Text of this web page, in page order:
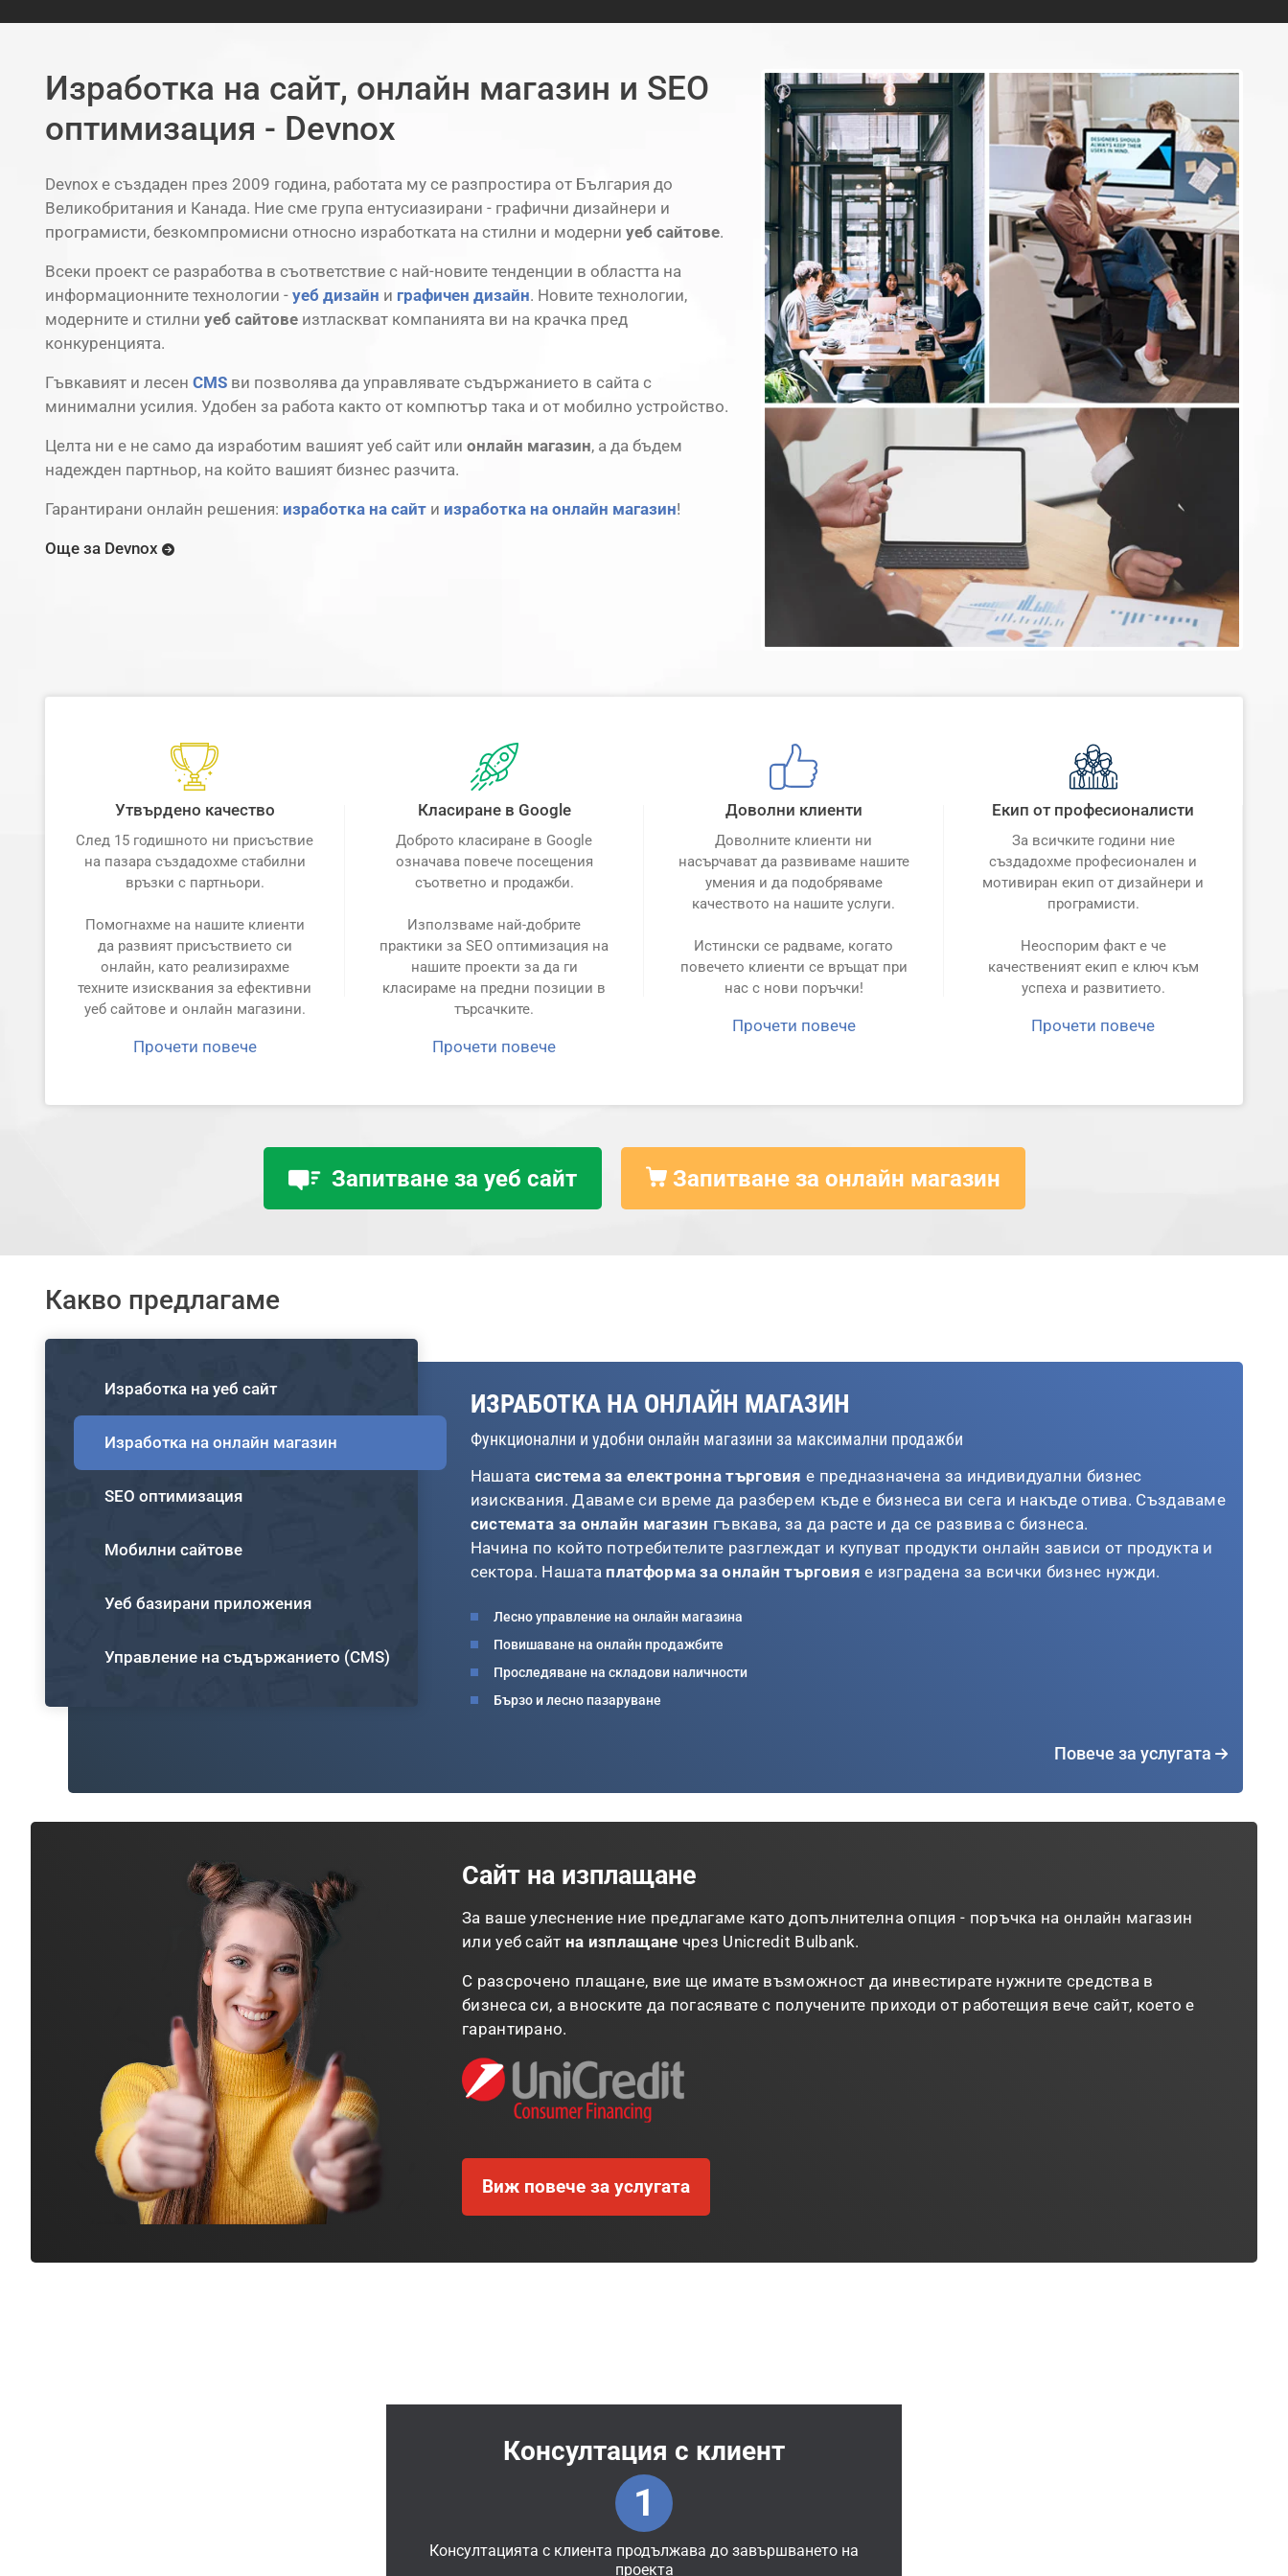
Изработка на сайт, онлайн магазин и SEO
оптимизация - Devnox
Devnox е създаден през 2009 година, работата му се разпростира от България до
Великобритания и Канада. Ние сме група ентусиазирани - графични дизайнери и
програмисти, безкомпромисни относно изработката на стилни и модерни уеб сайтове.
Всеки проект се разработва в съответствие с най-новите тенденции в областта на
информационните технологии - уеб дизайн и графичен дизайн. Новите технологии,
модерните и стилни уеб сайтове изтласкват компанията ви на крачка пред
конкуренцията.
Гъвкавият и лесен CMS ви позволява да управлявате съдържанието в сайта с
минимални усилия. Удобен за работа както от компютър така и от мобилно устройство.
Целта ни е не само да изработим вашият уеб сайт или онлайн магазин, а да бъдем
надежден партньор, на който вашият бизнес разчита.
Гарантирани онлайн решения: изработка на сайт и изработка на онлайн магазин!
Още за Devnox
Утвърдено качество
След 15 годишното ни присъствие
на пазара създадохме стабилни
връзки с партньори.
Помогнахме на нашите клиенти
да развият присъствието си
онлайн, като реализирахме
техните изисквания за ефективни
уеб сайтове и онлайн магазини.
Прочети повече
Класиране в Google
Доброто класиране в Google
означава повече посещения
съответно и продажби.
Използваме най-добрите
практики за SEO оптимизация на
нашите проекти за да ги
класираме на предни позиции в
търсачките.
Прочети повече
Доволни клиенти
Доволните клиенти ни
насърчават да развиваме нашите
умения и да подобряваме
качеството на нашите услуги.
Истински се радваме, когато
повечето клиенти се връщат при
нас с нови поръчки!
Прочети повече
Екип от професионалисти
За всичките години ние
създадохме професионален и
мотивиран екип от дизайнери и
програмисти.
Неоспорим факт е че
качественият екип е ключ към
успеха и развитието.
Прочети повече
Запитване за уеб сайт Запитване за онлайн магазин
Какво предлагаме
Изработка на уеб сайт
Изработка на онлайн магазин
SEO оптимизация
Мобилни сайтове
Уеб базирани приложения
Управление на съдържанието (CMS)
ИЗРАБОТКА НА ОНЛАЙН МАГАЗИН
Функционални и удобни онлайн магазини за максимални продажби
Нашата система за електронна търговия е предназначена за индивидуални бизнес
изисквания. Даваме си време да разберем къде е бизнеса ви сега и накъде отива. Създаваме
системата за онлайн магазин гъвкава, за да расте и да се развива с бизнеса.
Начина по който потребителите разглеждат и купуват продукти онлайн зависи от продукта и
сектора. Нашата платформа за онлайн търговия е изградена за всички бизнес нужди.
Лесно управление на онлайн магазина
Повишаване на онлайн продажбите
Проследяване на складови наличности
Бързо и лесно пазаруване
Повече за услугата
Сайт на изплащане
За ваше улеснение ние предлагаме като допълнителна опция - поръчка на онлайн магазин
или уеб сайт на изплащане чрез Unicredit Bulbank.
С разсрочено плащане, вие ще имате възможност да инвестирате нужните средства в
бизнеса си, а вноските да погасявате с получените приходи от работещия вече сайт, което е
гарантирано.
Виж повече за услугата
Консултация с клиент
1
Консултацията с клиента продължава до завършването на
проекта